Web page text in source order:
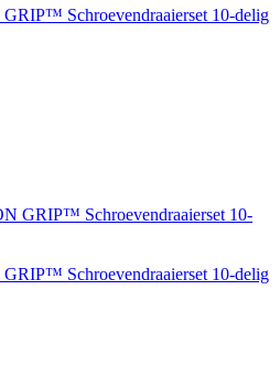
Schroevendraaierset 10-delig
Schroevendraaierset 10-delig